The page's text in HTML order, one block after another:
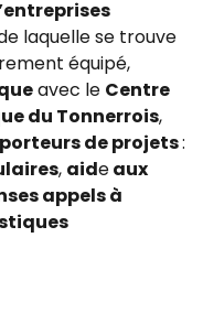
laquelle se trouve
équipé,
avec le Centre
du Tonnerrois,
de projets:
, aideaux
appels à